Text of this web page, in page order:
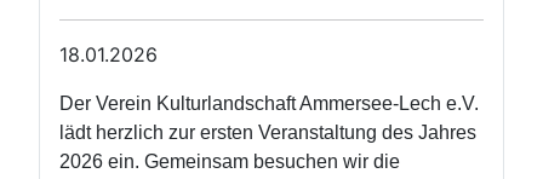
18.01.2026
Der Verein Kulturlandschaft Ammersee‑Lech e.V.
lädt herzlich zur ersten Veranstaltung des Jahres
2026 ein. Gemeinsam besuchen wir die